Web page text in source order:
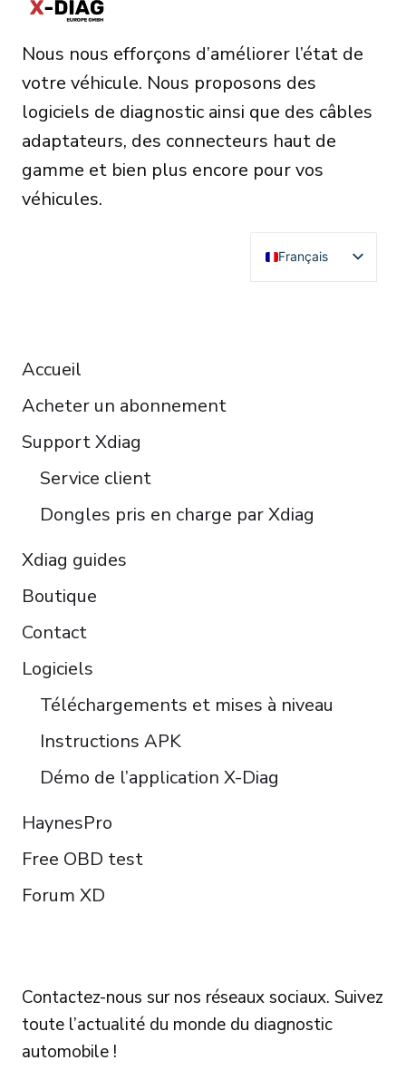
options
peuvent
être
choisies
sur
la
page
Nous nous efforçons d’améliorer l’état de
votre véhicule. Nous proposons des
logiciels de diagnostic ainsi que des câbles
adaptateurs, des connecteurs haut de
gamme et bien plus encore pour vos
véhicules.
Français
English
Accueil
Acheter un abonnement
Support Xdiag
Service client
Dongles pris en charge par Xdiag
Xdiag guides
Boutique
Contact
Logiciels
Téléchargements et mises à niveau
Instructions APK
Démo de l’application X-Diag
HaynesPro
Free OBD test
Forum XD
Contactez-nous sur nos réseaux sociaux. Suivez
toute l’actualité du monde du diagnostic
automobile !